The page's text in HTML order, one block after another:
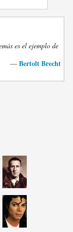
es el ejemplo de
— Bertolt Brecht